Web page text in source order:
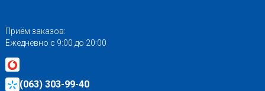
Приём заказов:
Ежедневно с 9:00 до 20:00
(063) 303-99-40